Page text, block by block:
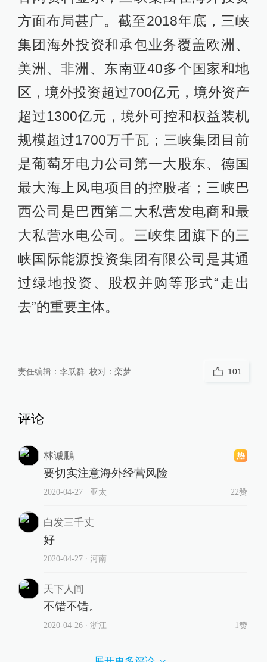
方面布局甚广。截至2018年底，三峡
集团海外投资和承包业务覆盖欧洲、
美洲、非洲、东南亚40多个国家和地
区，境外投资超过700亿元，境外资产
超过1300亿元，境外可控和权益装机
规模超过1700万千瓦；三峡集团目前
是葡萄牙电力公司第一大股东、德国
最大海上风电项目的控股者；三峡巴
西公司是巴西第二大私营发电商和最
大私营水电公司。三峡集团旗下的三
峡国际能源投资集团有限公司是其通
过绿地投资、股权并购等形式“走出
去”的重要主体。
责任编辑： 李跃群 校对： 栾梦 101
评论
林诚鵬
要切实注意海外经营风险
2020-04-27∙ 亚太 22赞
白发三千丈
好
2020-04-27∙ 河南
天下人间
不错不错。
2020-04-26∙ 浙江 1赞